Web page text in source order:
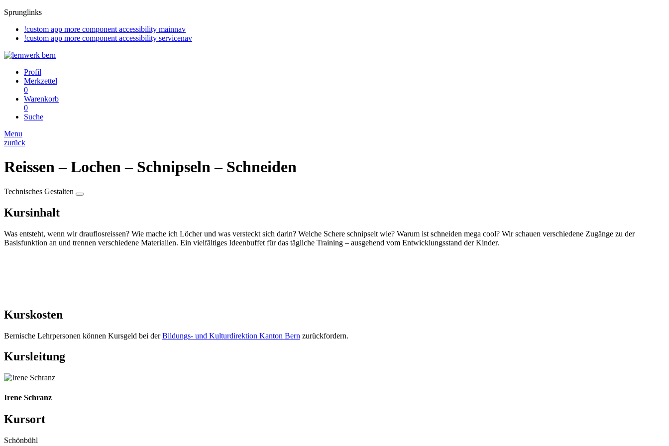
Sprunglinks
!custom app more component accessibility mainnav
!custom app more component accessibility servicenav
Profil
Merkzettel
0
Warenkorb
0
Suche
Menu
zurück
Reissen – Lochen – Schnipseln – Schneiden
Technisches Gestalten
Kursinhalt
Was entsteht, wenn wir drauflosreissen? Wie mache ich Löcher und was versteckt sich darin? Welche Schere schnipselt wie? Warum ist schneiden mega cool? Wir schauen verschiedene Zugänge zu der
Basisfunktion an und trennen verschiedene Materialien. Ein vielfältiges Ideenbuffet für das tägliche Training – ausgehend vom Entwicklungsstand der Kinder.
Kurskosten
Bernische Lehrpersonen können Kursgeld bei derBildungs- und Kulturdirektion Kanton Bern zurückfordern.
Kursleitung
Irene Schranz
Kursort
Schönbühl